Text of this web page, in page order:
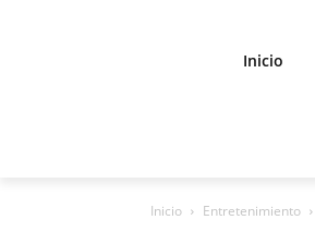
Inicio
Inicio Entretenimiento